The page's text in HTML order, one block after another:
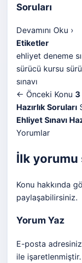
Soruları
Devamını Oku ›
Etiketler
ehliyet deneme
sürücü kursu
sınavı
← Önceki Konu 3
Hazırlık Soruları
Ehliyet Sınavı
Yorumlar
İlk yorumu
Konu hakkında
paylaşabilirsiniz.
Yorum Yaz
E-posta
ile işaretlenmiştir.